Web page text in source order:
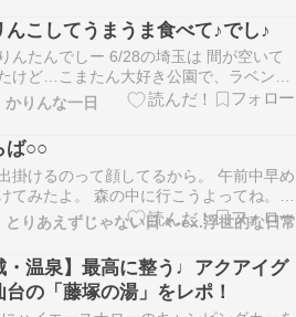
んこしてうまうま食べて♪でし♪
んたんでしー 6/28の埼玉は 間が空いて
けど…こまたん大好き公園で、ラベンダ
のお写真を撮った日 晴空家も遊びに来て
～ラベンダーでお写真撮って… こまたん
トで休憩～ うっすらとお日様が出る時間
て、ちょっとあちちのお顔になっちゃう
かりんな一日
ば○○
掛けるのって顔してるから。 午前中早め
てみたよ。 森の中に行こうよってね。
いけどね。 どすこい猫。 あっちにも野
猫だらけ。 中には入れないけど隙あらば
せっかくなので。 開成山公園散歩しまし
良い天気です。 あっちで何かやってるみ
とりあえずじゃない日々-ex.浮世的な日常
・温泉】最高に整う♩アクアイグ
台の「藤塚の湯」をレポ！